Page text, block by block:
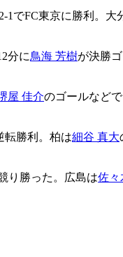
1でFC東京に勝利。大
分に鳥海 芳樹が決勝
屋 佳介のゴールなど
転勝利。柏は細谷 真大
り勝った。広島は佐々